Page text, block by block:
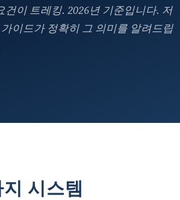
이 트레킹. 2026년 기준입니다. 저
이드가 정확히 그 의미를 알려드립
시스템